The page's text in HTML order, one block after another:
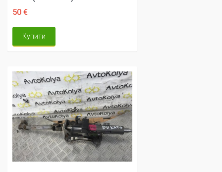
50 €
Купити